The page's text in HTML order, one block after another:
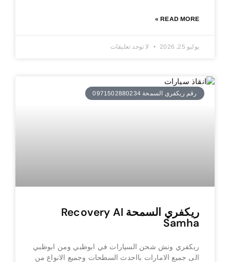
READ MORE »
يوليو 25, 2026 لا توجد تعليقات
رقم ريكفري السمحة 0971502880234
ريكفري السمحة Recovery Al
Samha
ريكفري ونش شحن السيارات في ابوظبي ومن ابوظبي
الى جميع الامارات بااحدث السطحات وجميع الانواع من